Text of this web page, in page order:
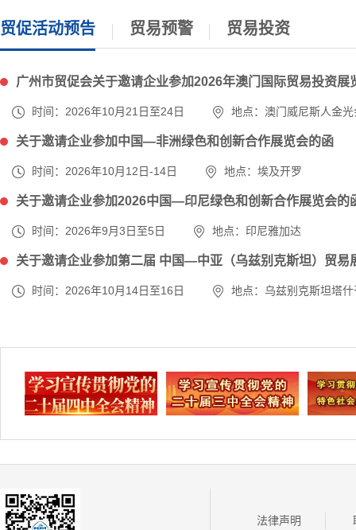
贸促活动预告 贸易预警 贸易投资
广州市贸促会关于邀请企业参加2026年澳门国际贸易投资展
时间：2026年10月21日至24日 地点：澳门威尼斯人金
关于邀请企业参加中国—非洲绿色和创新合作展览会的函
时间：2026年10月12日-14日 地点：埃及开罗
关于邀请企业参加2026中国—印尼绿色和创新合作展览会的
时间：2026年9月3日至5日 地点：印尼雅加达
关于邀请企业参加第二届 中国—中亚（乌兹别克斯坦）贸易
时间：2026年10月14日至16日 地点：乌兹别克斯坦塔什
法律声明